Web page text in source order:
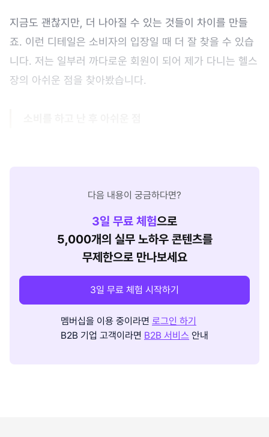
지금도 괜찮지만, 더 나아질 수 있는 것들이 차이를 만들
죠. 이런 디테일은 소비자의 입장일 때 더 잘 찾을 수 있습
니다. 저는 일부러 까다로운 회원이 되어 제가 다니는 헬스
장의 아쉬운 점을 찾아봤습니다.
다음 내용이 궁금하다면?
3일 무료 체험으로
5,000개의 실무 노하우 콘텐츠를
무제한으로 만나보세요
3일 무료 체험 시작하기
멤버십을 이용 중이라면 로그인 하기
B2B 기업 고객이라면 B2B 서비스 안내